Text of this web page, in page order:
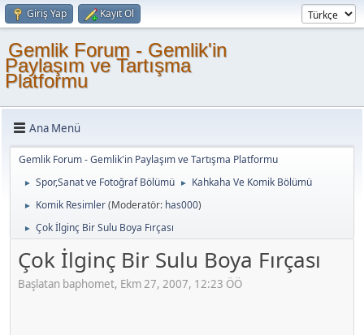
Giriş Yap Kayıt Ol
Gemlik Forum - Gemlik'in
Paylaşım ve Tartışma
Platformu
Ana Menü
Gemlik Forum - Gemlik'in Paylaşım ve Tartışma Platformu
► Spor,Sanat ve Fotoğraf Bölümü ► Kahkaha Ve Komik Bölümü
► Komik Resimler(Moderatör: has000)
► Çok İlginç Bir Sulu Boya Fırçası
Çok İlginç Bir Sulu Boya Fırçası
Başlatan baphomet, Ekm 27, 2007, 12:23 ÖÖ